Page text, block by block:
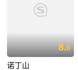
8.0
诺丁山